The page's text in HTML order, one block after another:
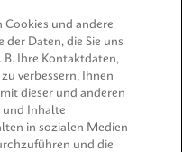
Cookies und andere
der Daten, die Sie uns
Ihre Kontaktdaten,
verbessern, Ihnen
dieser und anderen
und Inhalte
in sozialen Medien
und die